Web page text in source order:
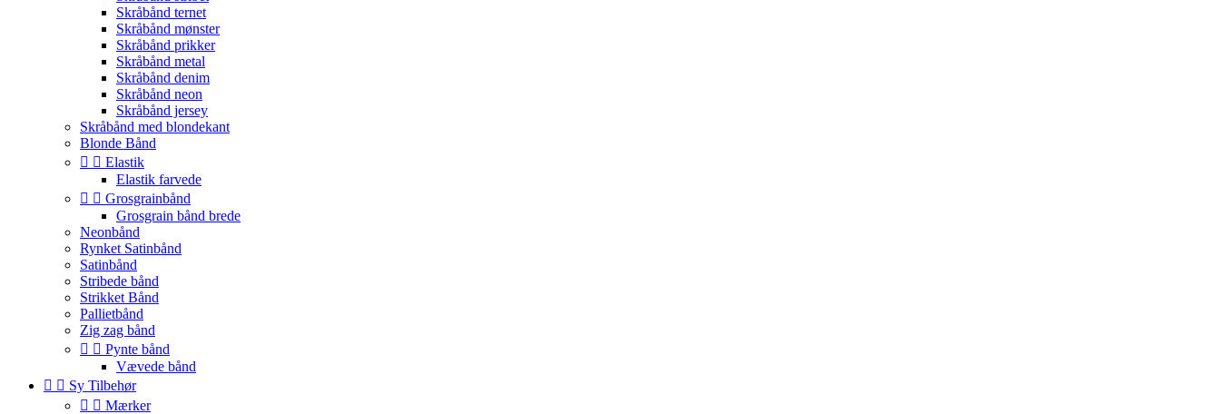
Skråbånd ternet
Skråbånd mønster
Skråbånd prikker
Skråbånd metal
Skråbånd denim
Skråbånd neon
Skråbånd jersey
Skråbånd med blondekant
Blonde Bånd
  Elastik
Elastik farvede
  Grosgrainbånd
Grosgrain bånd brede
Neonbånd
Rynket Satinbånd
Satinbånd
Stribede bånd
Strikket Bånd
Pallietbånd
Zig zag bånd
  Pynte bånd
Vævede bånd
  Sy Tilbehør
  Mærker